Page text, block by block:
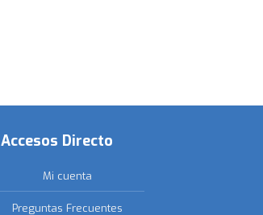
Accesos Directo
Mi cuenta
Preguntas Frecuentes